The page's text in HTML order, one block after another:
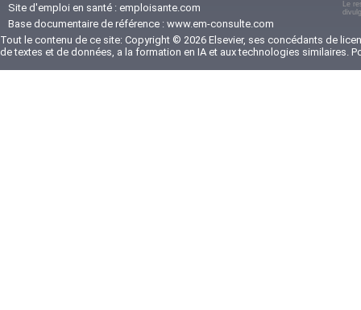
Site d'emploi en santé : emploisante.com
Base documentaire de référence : www.em-consulte.com
Le
Tout le contenu de ce site: Copyright © 2026 Elsevier, ses concédants de
de textes et de données, a la formation en IA et aux technologies similaires.